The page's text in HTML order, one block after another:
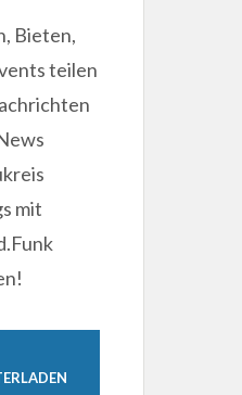
Bieten,
teilen
mit